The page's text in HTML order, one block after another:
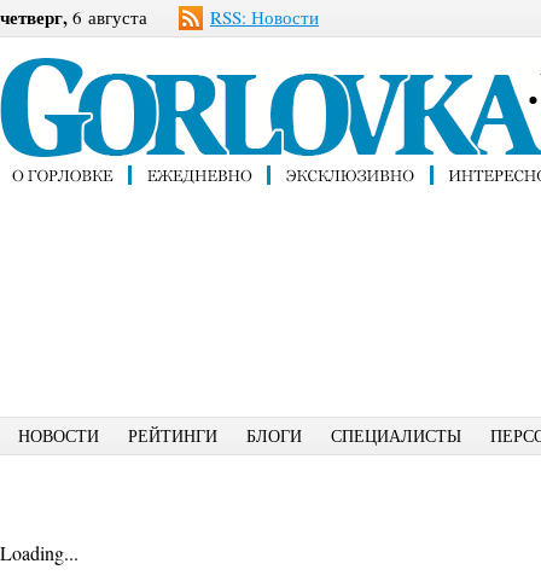
четверг, 6 августа RSS: Новости
НОВОСТИ РЕЙТИНГИ БЛОГИ СПЕЦИАЛИСТЫ
Loading...